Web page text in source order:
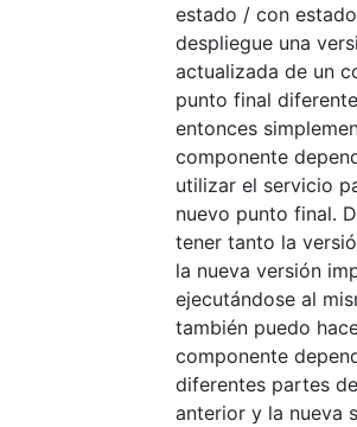
estado / con
despliegue una
actualizada de un
punto final
entonces
componente
utilizar el servicio
nuevo punto final.
tener tanto la
la nueva versión
ejecutándose al
también puedo
componente
diferentes partes
anterior y la nueva